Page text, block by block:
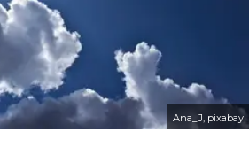
Ana_J, pixabay